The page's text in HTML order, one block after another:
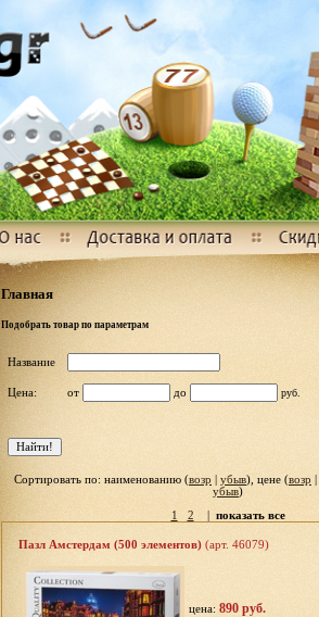
Главная
Подобрать товар по параметрам
Название
Цена: от до руб.
Сортировать по: наименованию (возр убыв), цене (возр
убыв)
1
2 | показать все
Пазл Амстердам (500 элементов) (арт. 46079)
цена: 890 руб.